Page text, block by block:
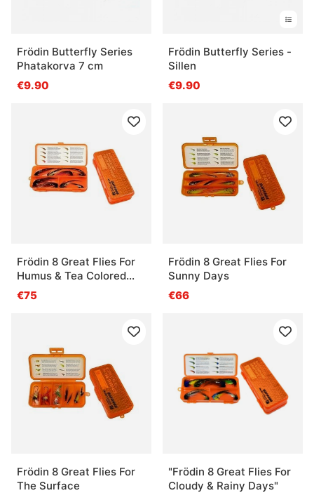
Frödin Butterfly Series
Phatakorva 7 cm
€9.90
Frödin Butterfly Series -
Sillen
€9.90
Frödin 8 Great Flies For
Humus & Tea Colored
Water
€75
Frödin 8 Great Flies For
Sunny Days
€66
Frödin 8 Great Flies For
The Surface
"Frödin 8 Great Flies For
Cloudy & Rainy Days"